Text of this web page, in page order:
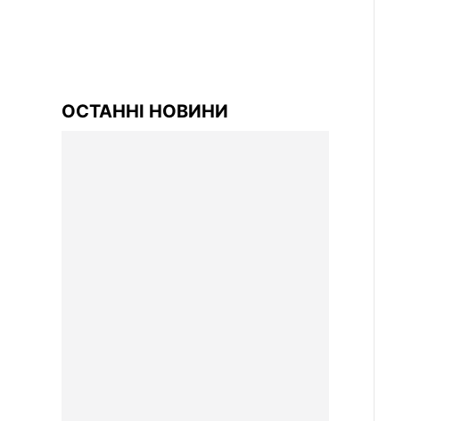
ОСТАННІ НОВИНИ